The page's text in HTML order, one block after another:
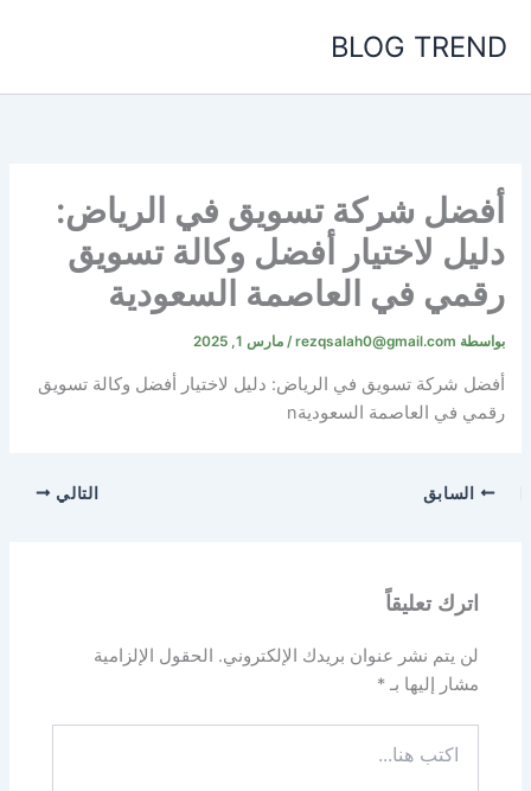
BLOG TREND
أفضل شركة تسويق في الرياض:
دليل لاختيار أفضل وكالة تسويق
رقمي في العاصمة السعودية
بواسطة rezqsalah0@gmail.com
/مارس 1, 2025
أفضل شركة تسويق في الرياض: دليل لاختيار أفضل وكالة تسويق
رقمي في العاصمة السعوديةn
السابق التالي
اترك تعليقاً
لن يتم نشر عنوان بريدك الإلكتروني.
الحقول الإلزامية
مشار إليها بـ*
هنا...